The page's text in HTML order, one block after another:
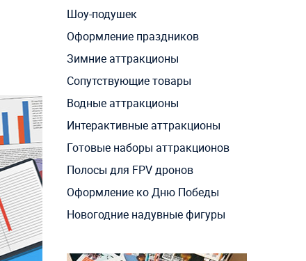
Шоу-подушек
Оформление праздников
Зимние аттракционы
Сопутствующие товары
Водные аттракционы
Интерактивные аттракционы
Готовые наборы аттракционов
Полосы для FPV дронов
Оформление ко Дню Победы
Новогодние надувные фигуры